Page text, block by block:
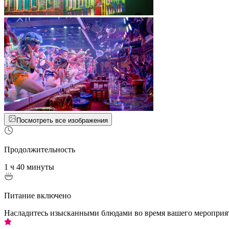
Посмотреть все изображения
Продолжительность
1 ч 40 минуты
Питание включено
Насладитесь изысканными блюдами во время вашего